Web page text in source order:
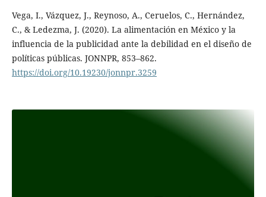
Vega, I., Vázquez, J., Reynoso, A., Ceruelos, C., Hernández,
C., & Ledezma, J. (2020). La alimentación en México y la
influencia de la publicidad ante la debilidad en el diseño de
políticas públicas. JONNPR, 853–862.
https://doi.org/10.19230/jonnpr.3259